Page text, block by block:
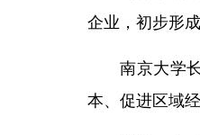
企业，初步形
南京大学
本、促进区域经